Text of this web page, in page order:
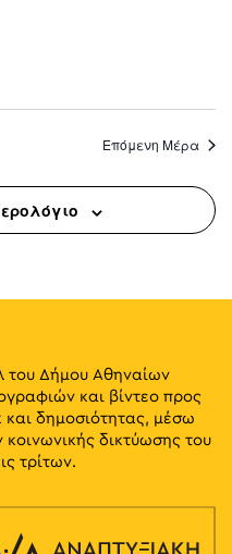
Επόμενη Μέρα
του Δήμου Αθηναίων
και βίντεο προς
και δημοσιότητας, μέσω
δικτύωσης του
τρίτων.